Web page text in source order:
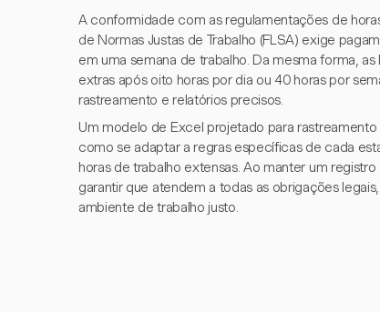
A conformidade com as regulamentações de
de Normas Justas de Trabalho (FLSA) exige
em uma semana de trabalho. Da mesma forma,
extras após oito horas por dia ou 40 horas por
rastreamento e relatórios precisos.
Um modelo de Excel projetado para
como se adaptar a regras específicas de cada
horas de trabalho extensas. Ao manter um
garantir que atendem a todas as obrigações
ambiente de trabalho justo.